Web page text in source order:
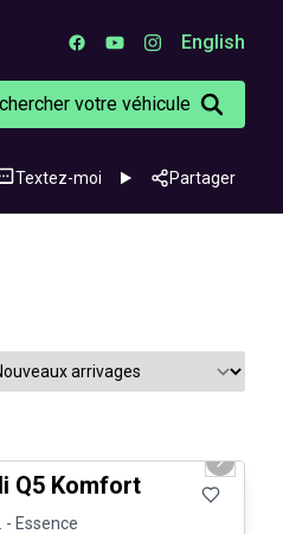
English
votre véhicule
Textez-moi Partager
Next
Q5 Komfort
- Essence